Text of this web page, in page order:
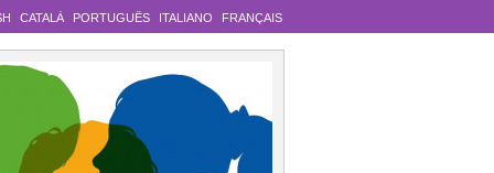
CATALÀ PORTUGUÊS ITALIANO FRANÇAIS